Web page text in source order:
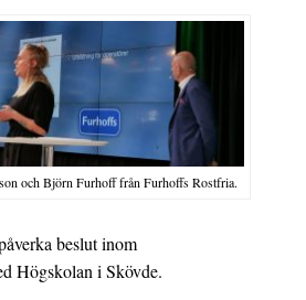
och Björn Furhoff från Furhoffs Rostfria.
beslut inom
Högskolan i Skövde.